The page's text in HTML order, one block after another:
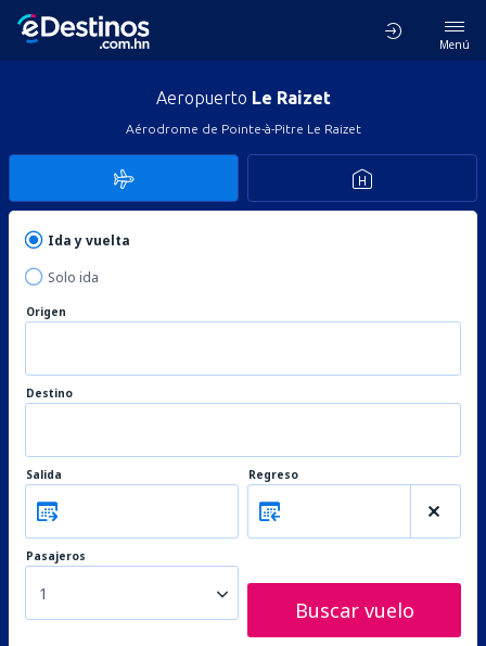
Menú
Aeropuerto Le Raizet
Aérodrome de Pointe-à-Pitre Le Raizet
Ida y vuelta
Solo ida
Origen
Destino
Salida Regreso
Pasajeros
1
Buscar vuelo